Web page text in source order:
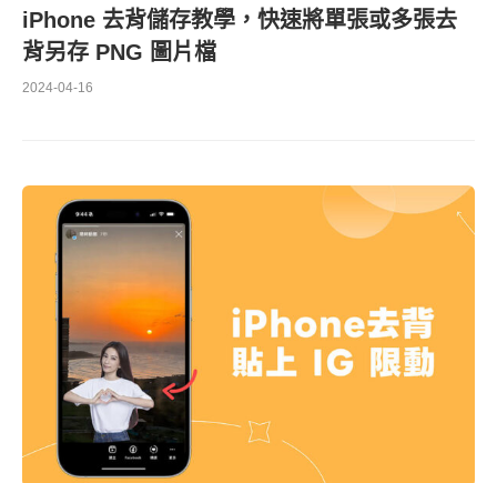
iPhone 去背儲存教學，快速將單張或多張去
背另存 PNG 圖片檔
2024-04-16